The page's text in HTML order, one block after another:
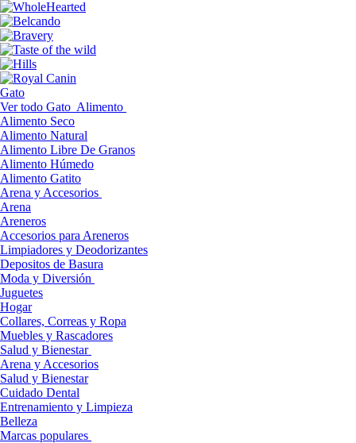
Gato
Ver todo Gato Alimento
Alimento Seco
Alimento Natural
Alimento Libre De Granos
Alimento Húmedo
Alimento Gatito
Arena y Accesorios
Arena
Areneros
Accesorios para Areneros
Limpiadores y Deodorizantes
Depositos de Basura
Moda y Diversión
Juguetes
Hogar
Collares, Correas y Ropa
Muebles y Rascadores
Salud y Bienestar
Arena y Accesorios
Salud y Bienestar
Cuidado Dental
Entrenamiento y Limpieza
Belleza
Marcas populares